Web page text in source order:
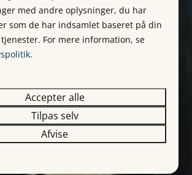
med andre oplysninger, du har
som de har indsamlet baseret på din
For mere information, se
.
Accepter alle
Tilpas selv
Afvise